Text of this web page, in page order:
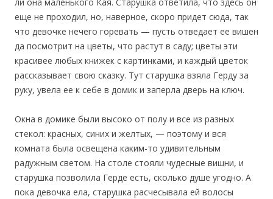
еще не проходил, но, наверное, скоро придет сюда, так
что девочке нечего горевать — пусть отведает ее вишен
да посмотрит на цветы, что растут в саду; цветы эти
красивее любых книжек с картинками, и каждый цветок
рассказывает свою сказку. Тут старушка взяла Герду за
руку, увела ее к себе в домик и заперла дверь на ключ.
Окна в домике были высоко от полу и все из разных
стекол: красных, синих и желтых, — поэтому и вся
комната была освещена каким-то удивительным
радужным светом. На столе стояли чудесные вишни, и
старушка позволила Герде есть, сколько душе угодно. А
пока девочка ела, старушка расчесывала ей волосы